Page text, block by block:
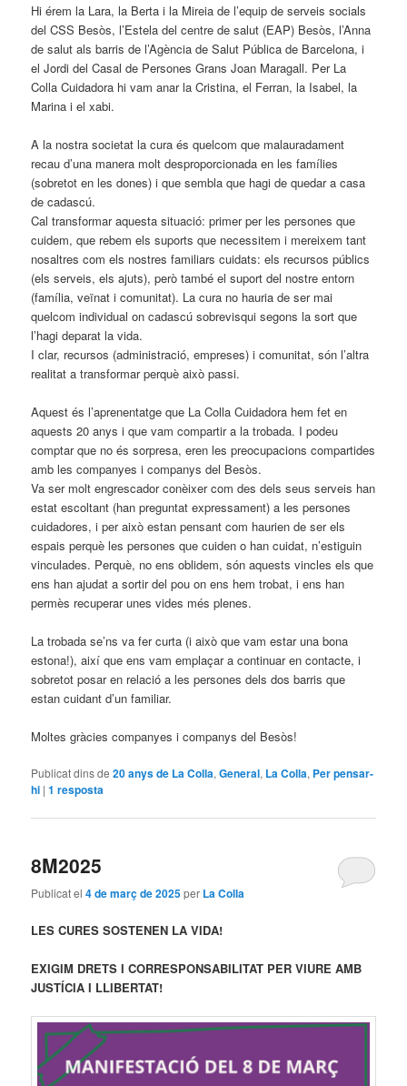
Hi érem la Lara, la Berta i la Mireia de l’equip de serveis socials
del CSS Besòs, l’Estela del centre de salut (EAP) Besòs, l’Anna
de salut als barris de l’Agència de Salut Pública de Barcelona, i
el Jordi del Casal de Persones Grans Joan Maragall. Per La
Colla Cuidadora hi vam anar la Cristina, el Ferran, la Isabel, la
Marina i el xabi.
A la nostra societat la cura és quelcom que malauradament
recau d’una manera molt desproporcionada en les famílies
(sobretot en les dones) i que sembla que hagi de quedar a casa
de cadascú.
Cal transformar aquesta situació: primer per les persones que
cuidem, que rebem els suports que necessitem i mereixem tant
nosaltres com els nostres familiars cuidats: els recursos públics
(els serveis, els ajuts), però també el suport del nostre entorn
(família, veïnat i comunitat). La cura no hauria de ser mai
quelcom individual on cadascú sobrevisqui segons la sort que
l’hagi deparat la vida.
I clar, recursos (administració, empreses) i comunitat, són l’altra
realitat a transformar perquè això passi.
Aquest és l’aprenentatge que La Colla Cuidadora hem fet en
aquests 20 anys i que vam compartir a la trobada. I podeu
comptar que no és sorpresa, eren les preocupacions compartides
amb les companyes i companys del Besòs.
Va ser molt engrescador conèixer com des dels seus serveis han
estat escoltant (han preguntat expressament) a les persones
cuidadores, i per això estan pensant com haurien de ser els
espais perquè les persones que cuiden o han cuidat, n’estiguin
vinculades. Perquè, no ens oblidem, són aquests vincles els que
ens han ajudat a sortir del pou on ens hem trobat, i ens han
permès recuperar unes vides més plenes.
La trobada se’ns va fer curta (i això que vam estar una bona
estona!), així que ens vam emplaçar a continuar en contacte, i
sobretot posar en relació a les persones dels dos barris que
estan cuidant d’un familiar.
Moltes gràcies companyes i companys del Besòs!
Publicat dins de 20 anys de La Colla,General, La Colla, Per pensar-
hi |1 resposta
8M2025
Publicat el4 de març de 2025per La Colla
LES CURES SOSTENEN LA VIDA!
EXIGIM DRETS I CORRESPONSABILITAT PER VIURE AMB
JUSTÍCIA I LLIBERTAT!